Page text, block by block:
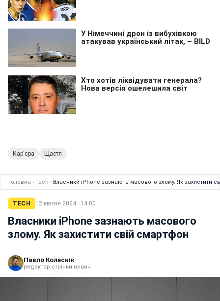
Кар'єра Щастя
Головна › Tech › Власники iPhone зазнають масового злому. Як захистити
TECH 12 квітня 2024 · 14:00
Власники iPhone зазнають масового
злому. Як захистити свій смартфон
Павло Колеснік
редактор стрічки новин